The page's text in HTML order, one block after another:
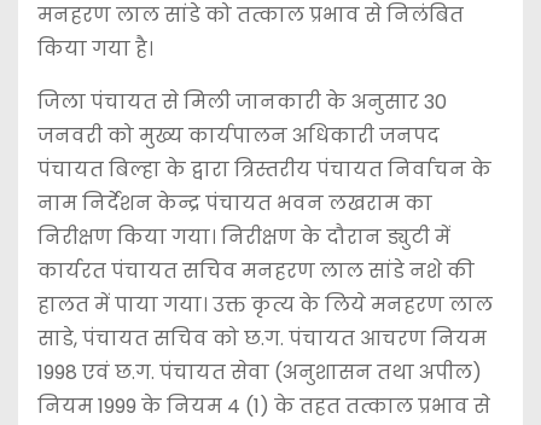
मनहरण लाल सांडे को तत्काल प्रभाव से निलंबित
किया गया है।
जिला पंचायत से मिली जानकारी के अनुसार 30
जनवरी को मुख्य कार्यपालन अधिकारी जनपद
पंचायत बिल्हा के द्वारा त्रिस्तरीय पंचायत निर्वाचन के
नाम निर्देशन केन्द्र पंचायत भवन लखराम का
निरीक्षण किया गया। निरीक्षण के दौरान ड्युटी में
कार्यरत पंचायत सचिव मनहरण लाल सांडे नशे की
हालत में पाया गया। उक्त कृत्य के लिये मनहरण लाल
साडे, पंचायत सचिव को छ.ग. पंचायत आचरण नियम
1998 एवं छ.ग. पंचायत सेवा (अनुशासन तथा अपील)
नियम 1999 के नियम 4 (1) के तहत तत्काल प्रभाव से